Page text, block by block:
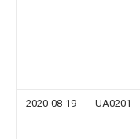
2020-08-19 UA0201